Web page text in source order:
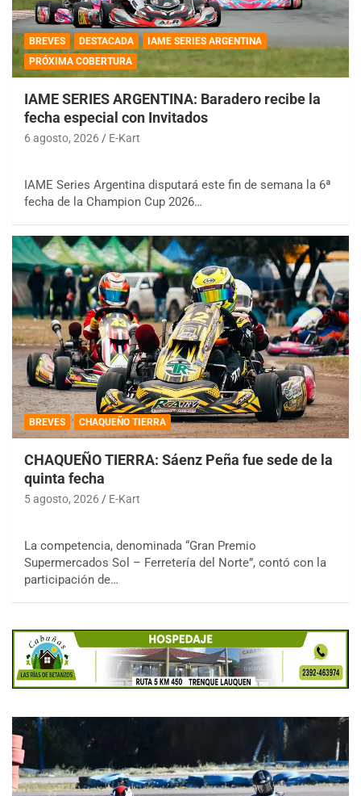
BREVES DESTACADA
IAME SERIES ARGENTINA
PRÓXIMA COBERTURA
IAME SERIES ARGENTINA: Baradero recibe la
fecha especial con Invitados
6 agosto, 2026 E-Kart
IAME Series Argentina disputará este fin de semana la 6ª
fecha de la Champion Cup 2026…
BREVES CHAQUEÑO TIERRA
CHAQUEÑO TIERRA: Sáenz Peña fue sede de la
quinta fecha
5 agosto, 2026 E-Kart
La competencia, denominada “Gran Premio
Supermercados Sol – Ferretería del Norte”, contó con la
participación de…